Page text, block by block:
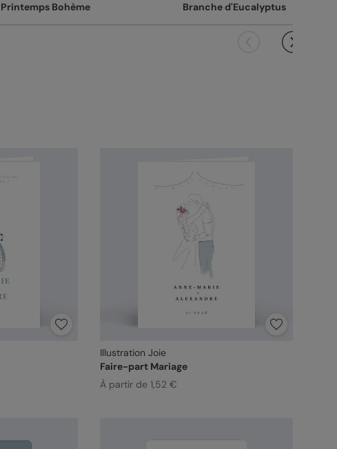
Printemps Bohème Branche d'Eucalyptus
Illustration Joie
Faire-part Mariage
À partir de 1,52 €